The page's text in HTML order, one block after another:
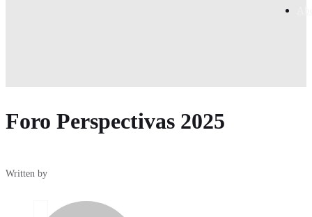
Foro Perspectivas 2025
Written by